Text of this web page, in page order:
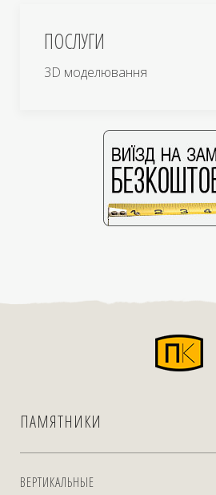
ПОСЛУГИ
3D моделювання
ПАМЯТНИКИ
ВЕРТИКАЛЬНЫЕ